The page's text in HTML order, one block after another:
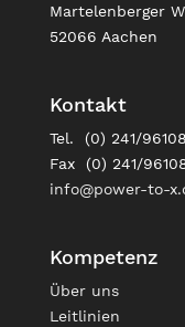
Martelenberger
52066 Aachen
Kontakt
Tel. (0) 241/
Fax (0) 241/
info@power-to-
Kompetenz
Über uns
Leitlinien